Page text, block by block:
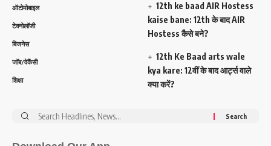
ऑटोमोबाइल
टेक्नोलॉजी
बिजनेस
जॉब/वेकैंसी
शिक्षा
12th ke baad AIR Hostess
kaise bane: 12th के बाद AIR
Hostess कैसे बने?
12th Ke Baad arts wale
kya kare: 12वीं के बाद आर्ट्स वाले
क्या करें?
Search